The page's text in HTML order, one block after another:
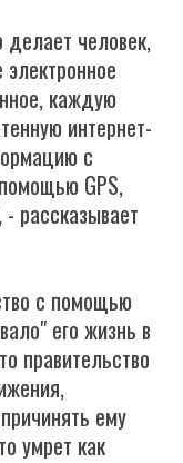
делает человек,
каждую
интернет-
с
GPS,
рассказывает
с помощью
его жизнь в
правительство
ему
умрет как